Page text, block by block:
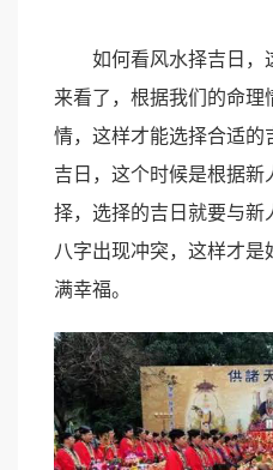
如何看风水择吉日，
来看了，根据我们的命
情，这样才能选择合适
吉日，这个时候是根据
择，选择的吉日就要与
八字出现冲突，这样才
满幸福。